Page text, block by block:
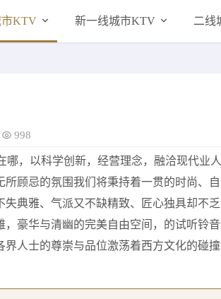
KTV 新一线城市KTV 二线
998
，以科学创新，经营理念，融洽现代业
顾忌的氛围我们将秉持着一贯的时尚、
典雅、气派又不缺精致、匠心独具却不
豪华与清幽的完美自由空间，的试听铃音
人士的尊崇与品位激荡着西方文化的碰